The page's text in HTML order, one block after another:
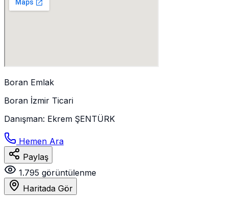
Boran Emlak
Boran İzmir Ticari
Danışman: Ekrem ŞENTÜRK
Hemen Ara
Paylaş
1.795 görüntülenme
Haritada Gör